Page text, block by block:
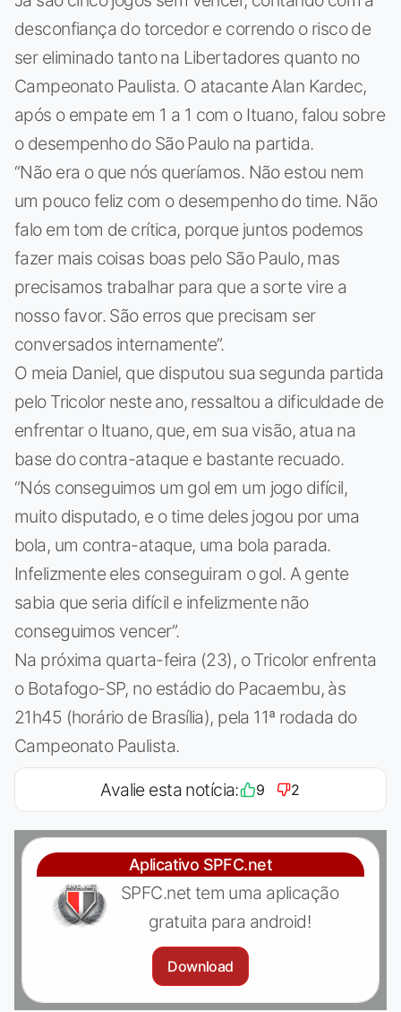
desconfiança do torcedor e correndo o risco de
ser eliminado tanto na Libertadores quanto no
Campeonato Paulista. O atacante Alan Kardec,
após o empate em 1 a 1 com o Ituano, falou sobre
o desempenho do São Paulo na partida.
“Não era o que nós queríamos. Não estou nem
um pouco feliz com o desempenho do time. Não
falo em tom de crítica, porque juntos podemos
fazer mais coisas boas pelo São Paulo, mas
precisamos trabalhar para que a sorte vire a
nosso favor. São erros que precisam ser
conversados internamente”.
O meia Daniel, que disputou sua segunda partida
pelo Tricolor neste ano, ressaltou a dificuldade de
enfrentar o Ituano, que, em sua visão, atua na
base do contra-ataque e bastante recuado.
“Nós conseguimos um gol em um jogo difícil,
muito disputado, e o time deles jogou por uma
bola, um contra-ataque, uma bola parada.
Infelizmente eles conseguiram o gol. A gente
sabia que seria difícil e infelizmente não
conseguimos vencer”.
Na próxima quarta-feira (23), o Tricolor enfrenta
o Botafogo-SP, no estádio do Pacaembu, às
21h45 (horário de Brasília), pela 11ª rodada do
Campeonato Paulista.
Avalie esta notícia: 9 2
Aplicativo SPFC.net
SPFC.net tem uma aplicação
gratuita para android!
Download